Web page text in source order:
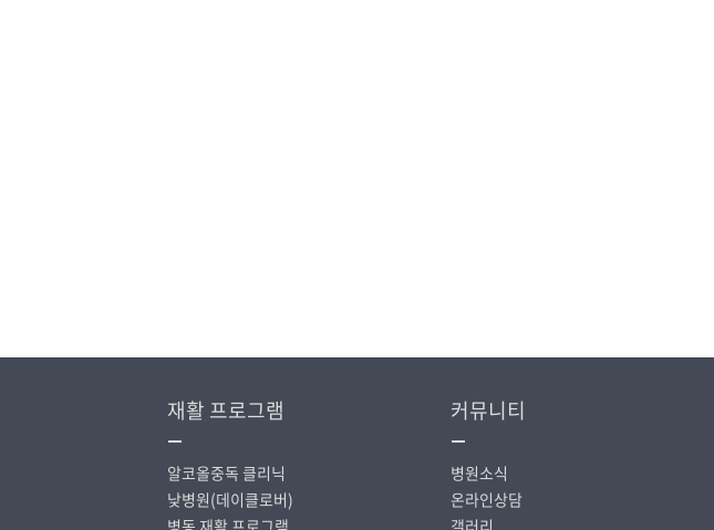
재활 프로그램
알코올중독 클리닉
낮병원(데이클로버)
병동 재활 프로그램
커뮤니티
병원소식
온라인상담
갤러리